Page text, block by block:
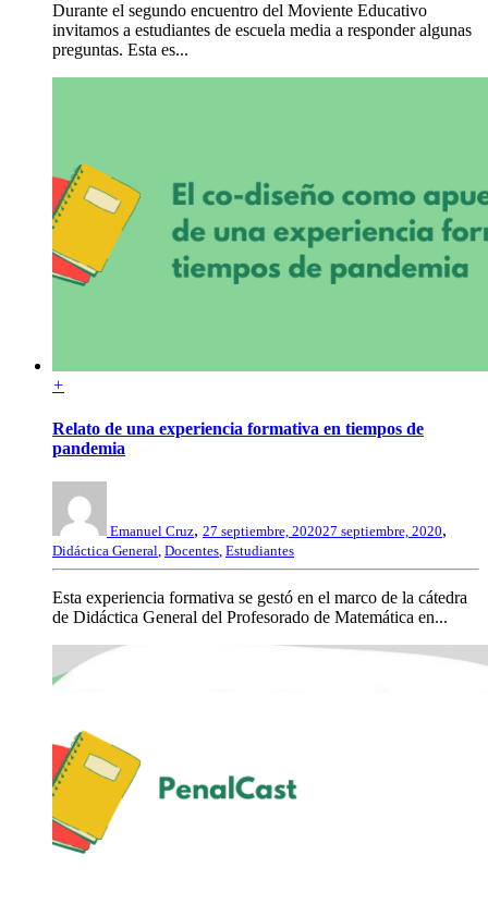
Durante el segundo encuentro del Moviente Educativo
invitamos a estudiantes de escuela media a responder algunas
preguntas. Esta es...
+
Relato de una experiencia formativa en tiempos de
pandemia
Emanuel Cruz, 27 septiembre, 202027 septiembre, 2020,
Didáctica General Docentes Estudiantes
Esta experiencia formativa se gestó en el marco de la cátedra
de Didáctica General del Profesorado de Matemática en...